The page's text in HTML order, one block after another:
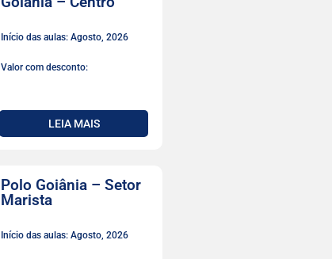
Início das aulas: Agosto, 2026
Valor com desconto:
LEIA MAIS
Polo Goiânia – Setor
Marista
Início das aulas: Agosto, 2026